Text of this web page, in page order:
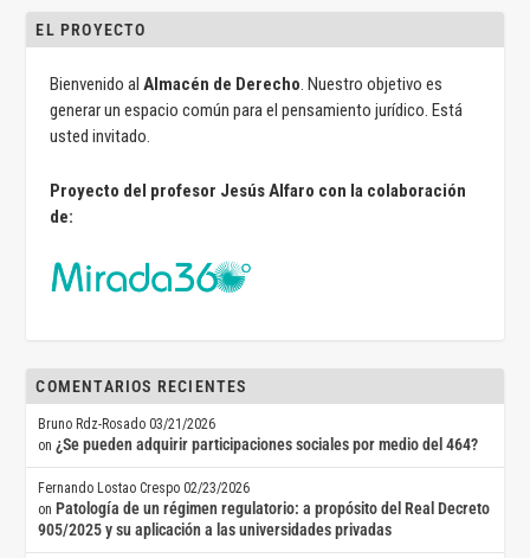
EL PROYECTO
Bienvenido alAlmacén de Derecho. Nuestro objetivo es
generar un espacio común para el pensamiento jurídico. Está
usted invitado.
Proyecto del profesor Jesús Alfaro con la colaboración
de:
COMENTARIOS RECIENTES
Bruno Rdz-Rosado 03/21/2026
on¿Se pueden adquirir participaciones sociales por medio del 464?
Fernando Lostao Crespo 02/23/2026
on Patología de un régimen regulatorio: a propósito del Real Decreto
905/2025 y su aplicación a las universidades privadas